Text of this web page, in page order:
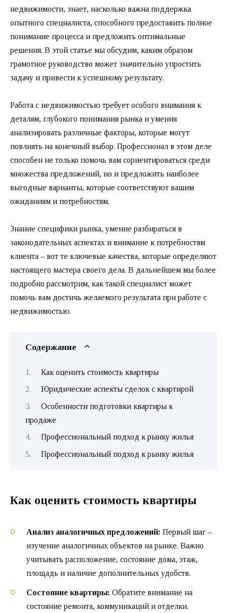
недвижимости, знает, насколько важна поддержка
опытного специалиста, способного предоставить полное
понимание процесса и предложить оптимальные
решения. В этой статье мы обсудим, каким образом
грамотное руководство может значительно упростить
задачу и привести к успешному результату.
Работа с недвижимостью требует особого внимания к
деталям, глубокого понимания рынка и умения
анализировать различные факторы, которые могут
повлиять на конечный выбор. Профессионал в этом деле
способен не только помочь вам сориентироваться среди
множества предложений, но и предложить наиболее
выгодные варианты, которые соответствуют вашим
ожиданиям и потребностям.
Знание специфики рынка, умение разбираться в
законодательных аспектах и внимание к потребностям
клиента – вот те ключевые качества, которые определяют
настоящего мастера своего дела. В дальнейшем мы более
подробно рассмотрим, как такой специалист может
помочь вам достичь желаемого результата при работе с
недвижимостью.
Содержание
Как оценить стоимость квартиры
Юридические аспекты сделок с квартирой
Особенности подготовки квартиры к
продаже
Профессиональный подход к рынку жилья
Профессиональный подход к рынку жилья
Как оценить стоимость квартиры
Анализ аналогичных предложений: Первый шаг –
изучение аналогичных объектов на рынке. Важно
учитывать расположение, состояние дома, этаж,
площадь и наличие дополнительных удобств.
Состояние квартиры: Обратите внимание на
состояние ремонта, коммуникаций и отделки.